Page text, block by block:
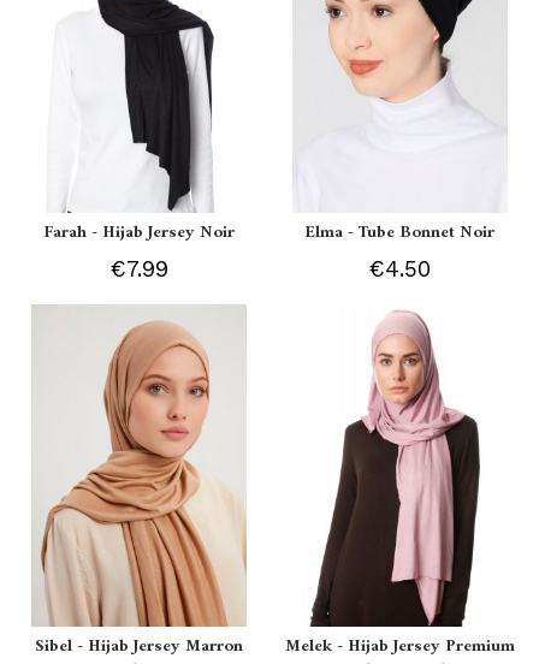
Farah - Hijab Jersey Noir
€7.99
Elma - Tube Bonnet Noir
€4.50
Sibel - Hijab Jersey Marron
Melek - Hijab Jersey Premium